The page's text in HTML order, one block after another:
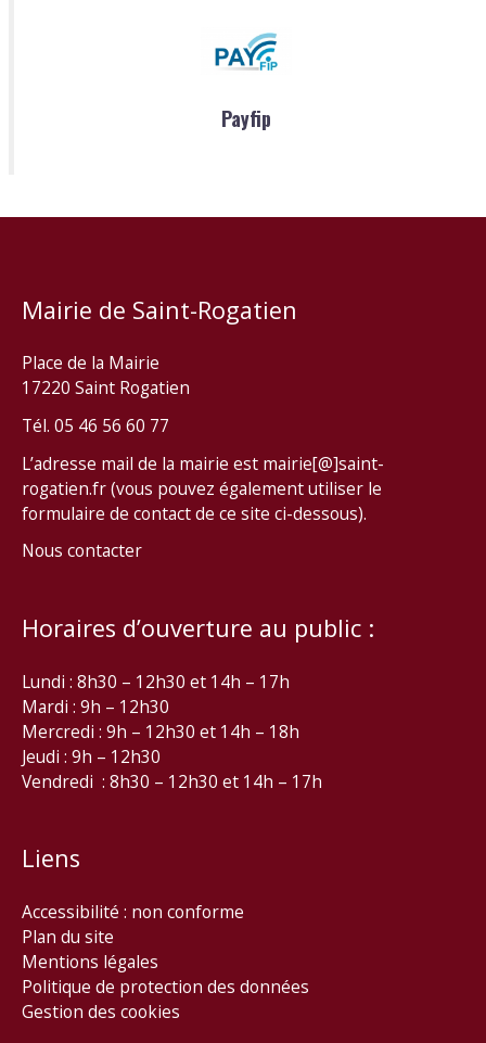
Payfip
Mairie de Saint-Rogatien
Place de la Mairie
17220 Saint Rogatien
Tél. 05 46 56 60 77
L’adresse mail de la mairie est mairie[@]saint-
rogatien.fr (vous pouvez également utiliser le
formulaire de contact de ce site ci-dessous).
Nous contacter
Horaires d’ouverture au public :
Lundi : 8h30 – 12h30 et 14h – 17h
Mardi : 9h – 12h30
Mercredi : 9h – 12h30 et 14h – 18h
Jeudi : 9h – 12h30
Vendredi : 8h30 – 12h30 et 14h – 17h
Liens
Accessibilité : non conforme
Plan du site
Mentions légales
Politique de protection des données
Gestion des cookies